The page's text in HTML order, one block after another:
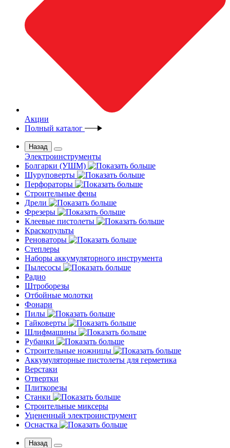
Акции
Полный каталог
Назад
Электроинструменты
Болгарки (УШМ)
Шуруповерты
Перфораторы
Строительные фены
Дрели
Фрезеры
Клеевые пистолеты
Краскопульты
Реноваторы
Степлеры
Наборы аккумуляторного инструмента
Пылесосы
Радио
Штроборезы
Отбойные молотки
Фонари
Пилы
Гайковерты
Шлифмашины
Рубанки
Строительные ножницы
Аккумуляторные пистолеты для герметика
Верстаки
Отвертки
Плиткорезы
Станки
Строительные миксеры
Уцененный электроинструмент
Оснастка
Назад